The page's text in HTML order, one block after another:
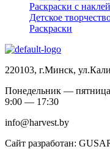
Раскраски с
Детское
Раскраски
220103, г.Минск,
Понедельник — пятница
9:00 — 17:30
info@harvest.by
Сайт разработан: